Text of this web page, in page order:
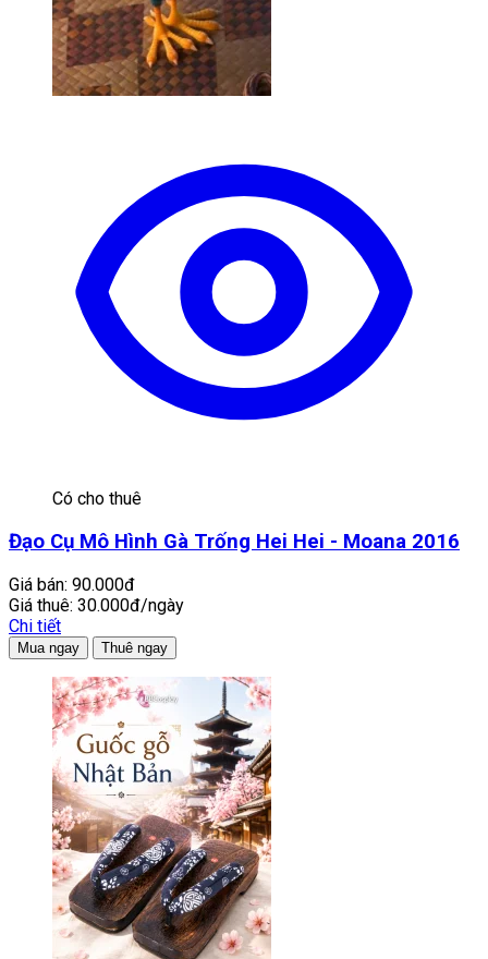
Có cho thuê
Đạo Cụ Mô Hình Gà Trống Hei Hei - Moana 2016
Giá bán: 90.000đ
Giá thuê: 30.000đ/ngày
Chi tiết
Mua ngay Thuê ngay